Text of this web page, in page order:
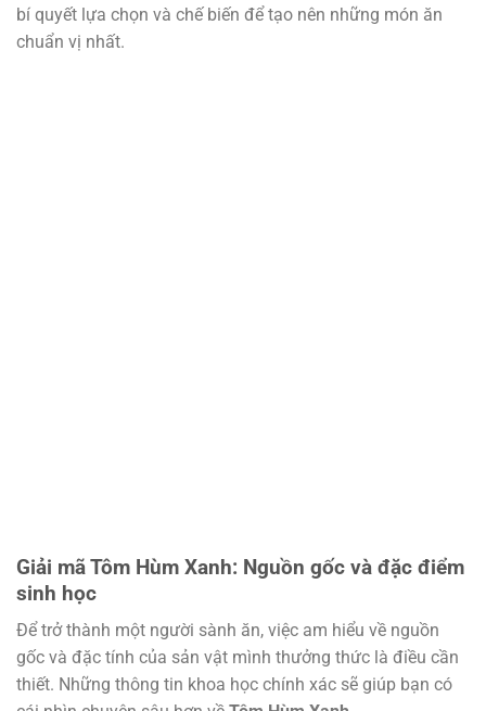
bí quyết lựa chọn và chế biến để tạo nên những món ăn
chuẩn vị nhất.
Giải mã Tôm Hùm Xanh: Nguồn gốc và đặc điểm
sinh học
Để trở thành một người sành ăn, việc am hiểu về nguồn
gốc và đặc tính của sản vật mình thưởng thức là điều cần
thiết. Những thông tin khoa học chính xác sẽ giúp bạn có